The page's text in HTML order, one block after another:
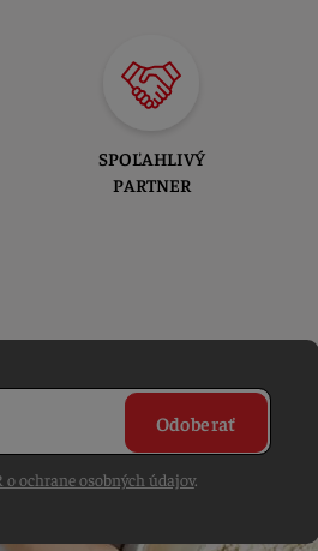
SPOĽAHLIVÝ
PARTNER
Odoberať
ochrane osobných údajov.